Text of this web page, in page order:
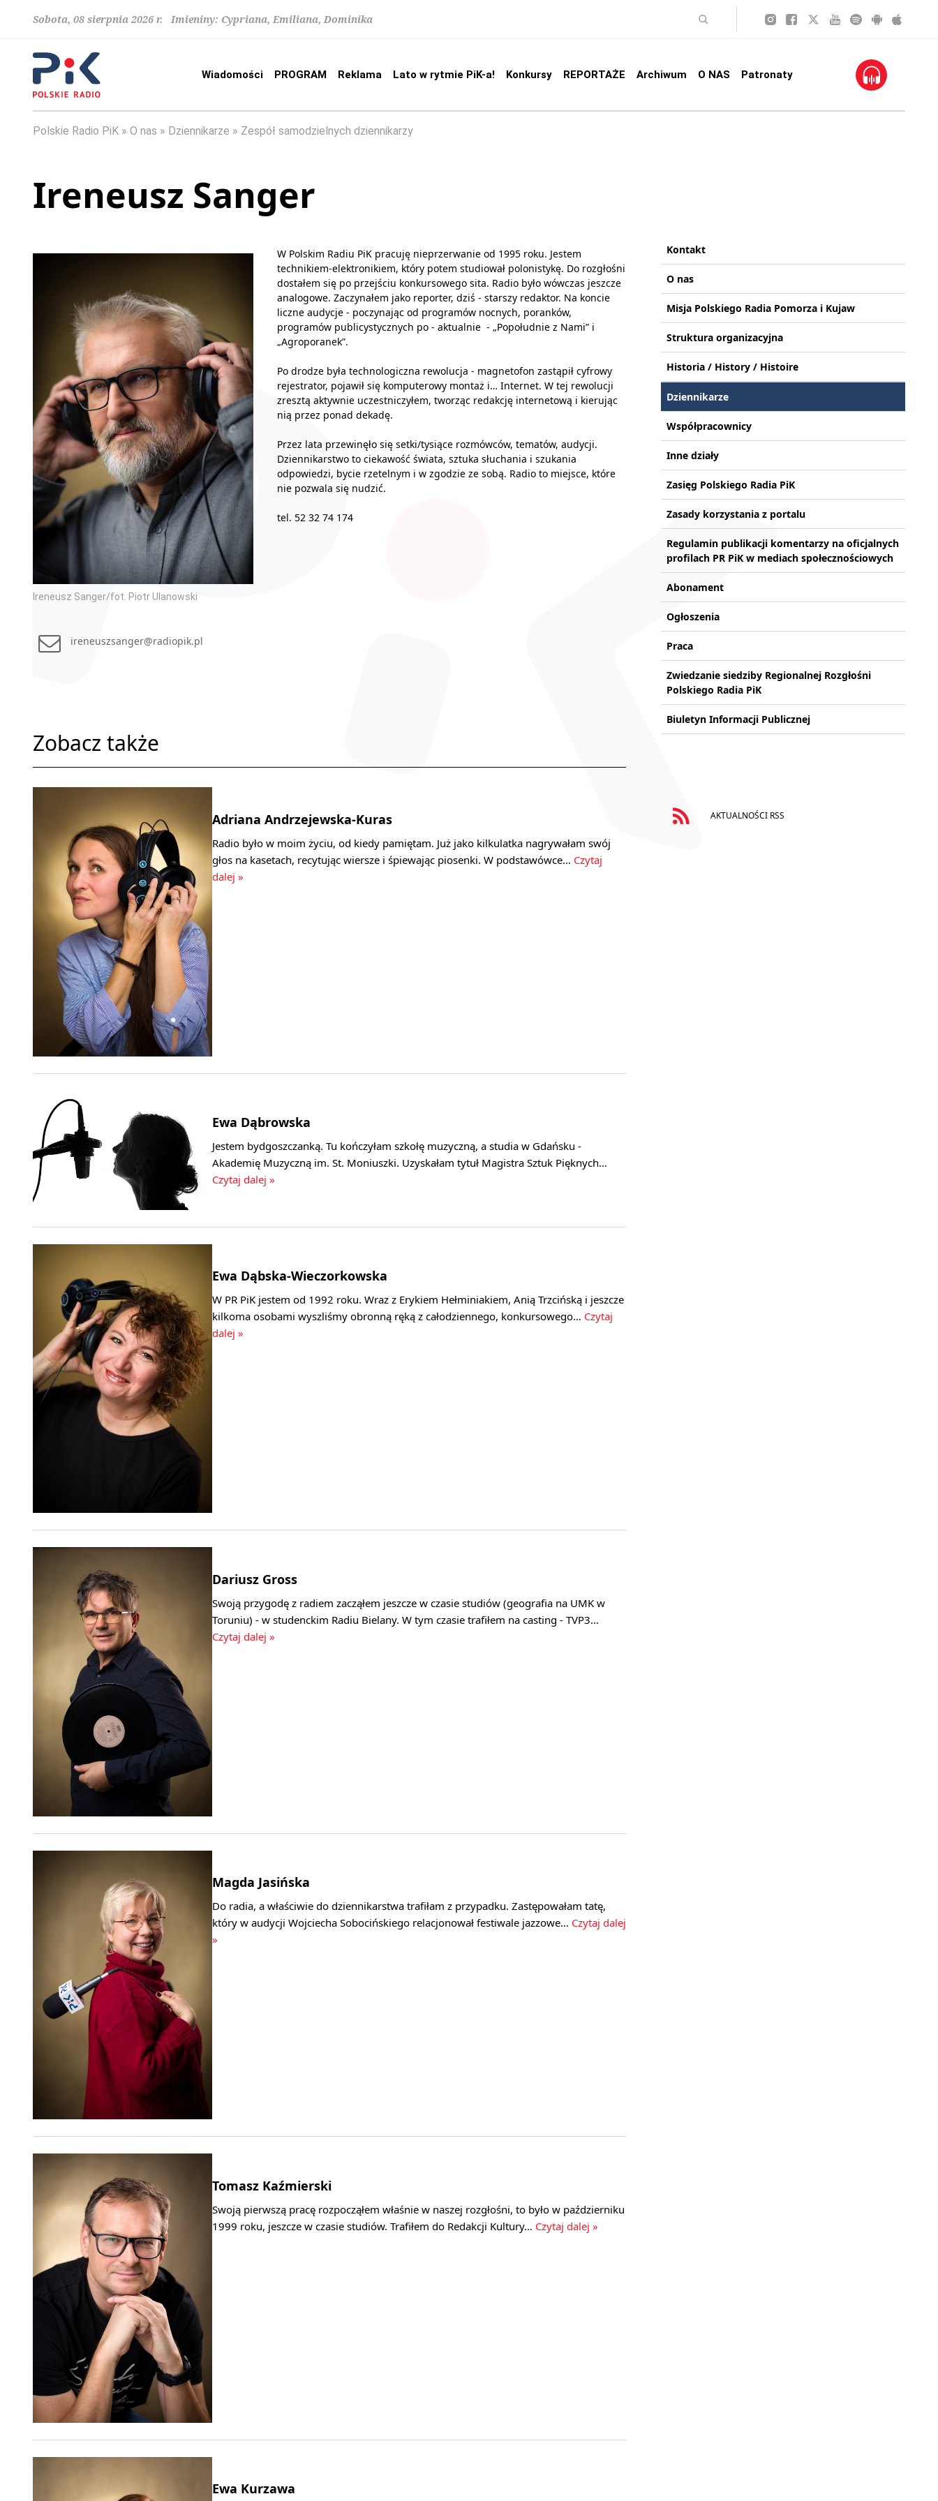
Sobota, 08 sierpnia 2026 r. Imieniny: Cypriana, Emiliana, Dominika
Wiadomości PROGRAM Reklama Lato w rytmie PiK-a! Konkursy REPORTAŻE Archiwum O NAS Patronaty
Polskie Radio PiK O nas Dziennikarze Zespół samodzielnych dziennikarzy
Ireneusz Sanger
Ireneusz Sanger/fot. Piotr Ulanowski
W Polskim Radiu PiK pracuję nieprzerwanie od 1995 roku. Jestem
technikiem-elektronikiem, który potem studiował polonistykę. Do rozgłośni
dostałem się po przejściu konkursowego sita. Radio było wówczas jeszcze
analogowe. Zaczynałem jako reporter, dziś - starszy redaktor. Na koncie
liczne audycje - poczynając od programów nocnych, poranków,
programów publicystycznych po - aktualnie - „Popołudnie z Nami” i
„Agroporanek”.
Po drodze była technologiczna rewolucja - magnetofon zastąpił cyfrowy
rejestrator, pojawił się komputerowy montaż i… Internet. W tej rewolucji
zresztą aktywnie uczestniczyłem, tworząc redakcję internetową i kierując
nią przez ponad dekadę.
Przez lata przewinęło się setki/tysiące rozmówców, tematów, audycji.
Dziennikarstwo to ciekawość świata, sztuka słuchania i szukania
odpowiedzi, bycie rzetelnym i w zgodzie ze sobą. Radio to miejsce, które
nie pozwala się nudzić.
tel. 52 32 74 174
ireneuszsanger@radiopik.pl
Zobacz także
Adriana Andrzejewska-Kuras
Radio było w moim życiu, od kiedy pamiętam. Już jako kilkulatka nagrywałam swój
głos na kasetach, recytując wiersze i śpiewając piosenki. W podstawówce… Czytaj
dalej »
Ewa Dąbrowska
Jestem bydgoszczanką. Tu kończyłam szkołę muzyczną, a studia w Gdańsku -
Akademię Muzyczną im. St. Moniuszki. Uzyskałam tytuł Magistra Sztuk Pięknych…
Czytaj dalej »
Ewa Dąbska-Wieczorkowska
W PR PiK jestem od 1992 roku. Wraz z Erykiem Hełminiakiem, Anią Trzcińską i jeszcze
kilkoma osobami wyszliśmy obronną ręką z całodziennego, konkursowego… Czytaj
dalej »
Dariusz Gross
Swoją przygodę z radiem zacząłem jeszcze w czasie studiów (geografia na UMK w
Toruniu) - w studenckim Radiu Bielany. W tym czasie trafiłem na casting - TVP3…
Czytaj dalej »
Magda Jasińska
Do radia, a właściwie do dziennikarstwa trafiłam z przypadku. Zastępowałam tatę,
który w audycji Wojciecha Sobocińskiego relacjonował festiwale jazzowe… Czytaj dalej
»
Tomasz Kaźmierski
Swoją pierwszą pracę rozpocząłem właśnie w naszej rozgłośni, to było w październiku
1999 roku, jeszcze w czasie studiów. Trafiłem do Redakcji Kultury… Czytaj dalej »
Ewa Kurzawa
Kontakt
O nas
Misja Polskiego Radia Pomorza i Kujaw
Struktura organizacyjna
Historia / History / Histoire
Dziennikarze
Współpracownicy
Inne działy
Zasięg Polskiego Radia PiK
Zasady korzystania z portalu
Regulamin publikacji komentarzy na oficjalnych
profilach PR PiK w mediach społecznościowych
Abonament
Ogłoszenia
Praca
Zwiedzanie siedziby Regionalnej Rozgłośni
Polskiego Radia PiK
Biuletyn Informacji Publicznej
AKTUALNOŚCI RSS